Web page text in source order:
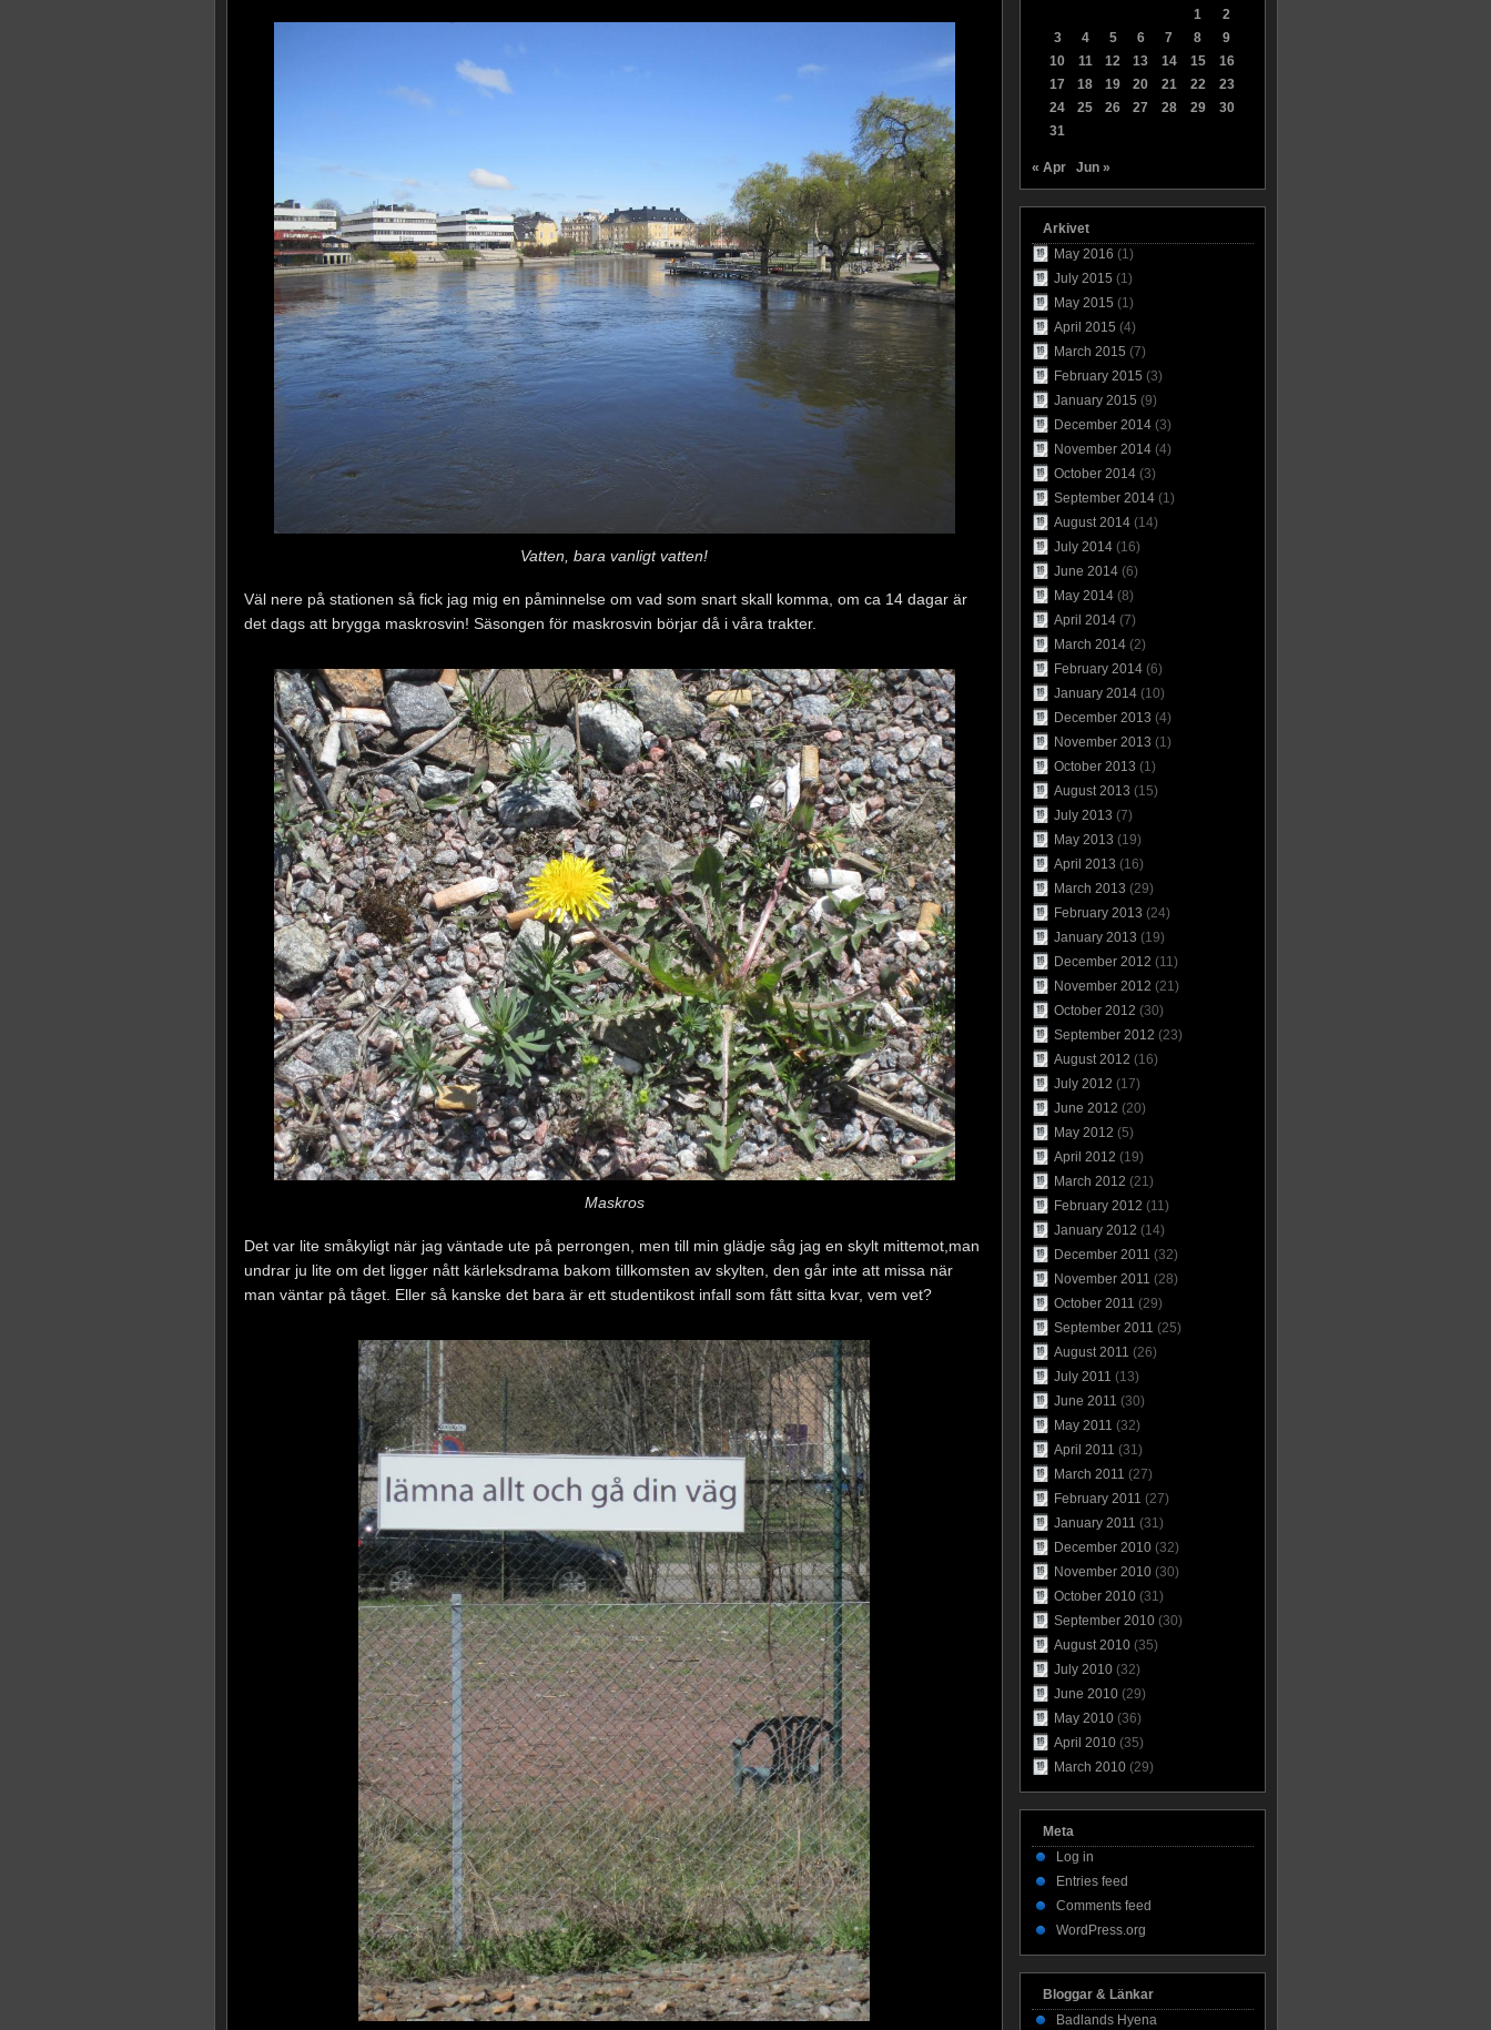
Vatten, bara vanligt vatten!
Väl nere på stationen så fick jag mig en påminnelse om vad som snart skall komma, om ca 14 dagar är
det dags att brygga maskrosvin! Säsongen för maskrosvin börjar då i våra trakter.
Maskros
Det var lite småkyligt när jag väntade ute på perrongen, men till min glädje såg jag en skylt mittemot,man
undrar ju lite om det ligger nått kärleksdrama bakom tillkomsten av skylten, den går inte att missa när
man väntar på tåget. Eller så kanske det bara är ett studentikost infall som fått sitta kvar, vem vet?
1
2
3
4 5 6 7 8
9
10
11 12 13 14 15
16
17
18 19 20 21 22
23
24
25 26 27 28 29
30
31
« Apr Jun »
Arkivet
May 2016 (1)
July 2015 (1)
May 2015 (1)
April 2015 (4)
March 2015 (7)
February 2015 (3)
January 2015 (9)
December 2014(3)
November 2014(4)
October 2014(3)
September 2014(1)
August 2014(14)
July 2014(16)
June 2014(6)
May 2014(8)
April 2014(7)
March 2014(2)
February 2014(6)
January 2014(10)
December 2013 (4)
November 2013 (1)
October 2013 (1)
August 2013 (15)
July 2013 (7)
May 2013 (19)
April 2013 (16)
March 2013 (29)
February 2013 (24)
January 2013 (19)
December 2012 (11)
November 2012 (21)
October 2012 (30)
September 2012 (23)
August 2012 (16)
July 2012 (17)
June 2012 (20)
May 2012 (5)
April 2012 (19)
March 2012 (21)
February 2012 (11)
January 2012 (14)
December 2011 (32)
November 2011 (28)
October 2011 (29)
September 2011 (25)
August 2011 (26)
July 2011 (13)
June 2011 (30)
May 2011 (32)
April 2011 (31)
March 2011 (27)
February 2011 (27)
January 2011 (31)
December 2010(32)
November 2010(30)
October 2010(31)
September 2010(30)
August 2010(35)
July 2010(32)
June 2010(29)
May 2010(36)
April 2010(35)
March 2010(29)
Meta
Log in
Entries feed
Comments feed
WordPress.org
Bloggar & Länkar
Badlands Hyena